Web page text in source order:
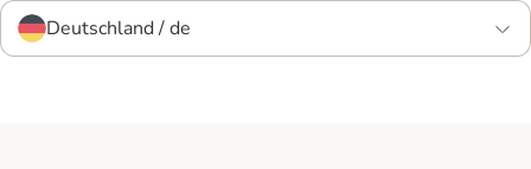
Deutschland / de